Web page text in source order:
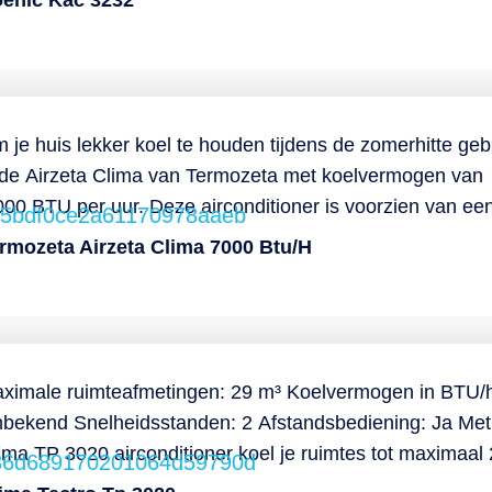
de bediening op het apparaat of met de
is de KAC 3232 voorzien van een timer en is het
wasbaar. Dit krijg je erbij: Afvoerslang, handleiding
je huis lekker koel te houden tijdens de zomerhitte
Airzeta Clima van Termozeta met koelvermogen van
BTU per uur. Deze airconditioner is voorzien van
eenvoudige bediening en een afstandsbediening.
Airzeta Clima 7000 Btu/h
ruimteafmetingen: 29 m³ Koelvermogen in BTU/
Snelheidsstanden: 2 Afstandsbediening: Ja
TP 3020 airconditioner koel je ruimtes tot maximaal
op een efficiënte manier. Zo zorg je gemakkelijk voor